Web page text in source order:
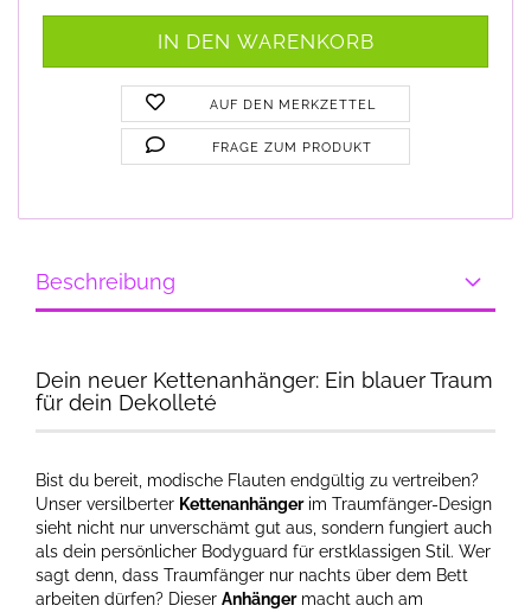
AUF DEN MERKZETTEL
FRAGE ZUM PRODUKT
Beschreibung
Dein neuer Kettenanhänger: Ein blauer Traum
für dein Dekolleté
Bist du bereit, modische Flauten endgültig zu vertreiben?
Unser versilberter Kettenanhängerim Traumfänger-Design
sieht nicht nur unverschämt gut aus, sondern fungiert auch
als dein persönlicher Bodyguard für erstklassigen Stil. Wer
sagt denn, dass Traumfänger nur nachts über dem Bett
arbeiten dürfen? Dieser Anhängermacht auch am